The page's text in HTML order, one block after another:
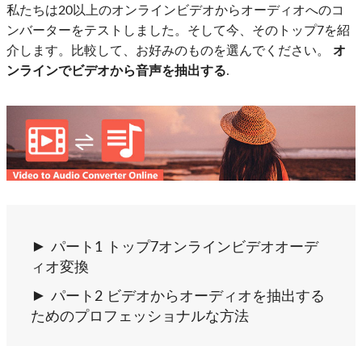
私たちは20以上のオンラインビデオからオーディオへのコ
ンバーターをテストしました。そして今、そのトップ7を紹
介します。比較して、お好みのものを選んでください。 オ
ンラインでビデオから音声を抽出する.
パート1 トップ7オンラインビデオオーデ
ィオ変換
パート2 ビデオからオーディオを抽出する
ためのプロフェッショナルな方法